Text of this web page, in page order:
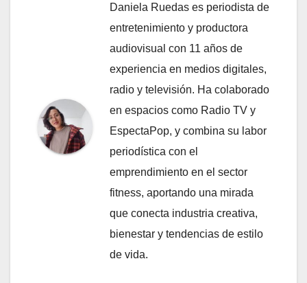
Daniela Ruedas es periodista de
entretenimiento y productora
audiovisual con 11 años de
experiencia en medios digitales,
radio y televisión. Ha colaborado
en espacios como Radio TV y
EspectaPop, y combina su labor
periodística con el
emprendimiento en el sector
fitness, aportando una mirada
que conecta industria creativa,
bienestar y tendencias de estilo
de vida.